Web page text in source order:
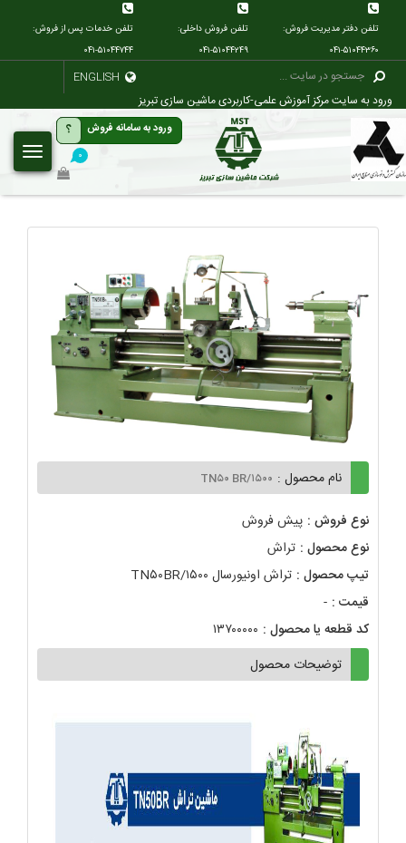
تلفن دفتر مدیریت فروش:
۰۴۱-۵۱۰۴۴۳۶۰
تلفن فروش داخلی:
۰۴۱-۵۱۰۴۴۲۴۹
تلفن خدمات پس از فروش:
۰۴۱-۵۱۰۴۴۷۴۴
ورود به سایت مرکز آموزش علمی-کاربردی ماشین سازی تبریز
ورود به سامانه فروش ؟
۰
نام محصول : TN۵۰ BR/۱۵۰۰
نوع فروش : پیش فروش
نوع محصول : تراش
تیپ محصول : تراش اونیورسال TN۵۰BR/۱۵۰۰
قیمت : -
کد قطعه یا محصول : ۱۳۷۰۰۰۰۰
توضیحات محصول